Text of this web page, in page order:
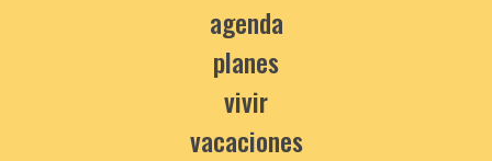
agenda
planes
vivir
vacaciones